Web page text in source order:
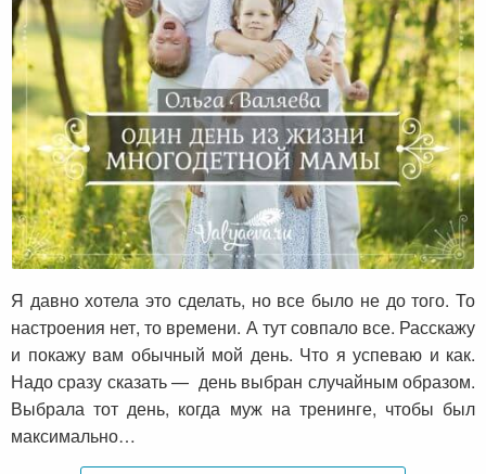
Один день из жизни многодетной мамы
Я давно хотела это сделать, но все было не до того. То
настроения нет, то времени. А тут совпало все. Расскажу
и покажу вам обычный мой день. Что я успеваю и как.
Надо сразу сказать — день выбран случайным образом.
Выбрала тот день, когда муж на тренинге, чтобы был
максимально…